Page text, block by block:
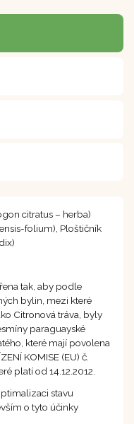
citratus – herba)
folium), Ploštičník
tak, aby podle
bylin, mezi které
Citronová tráva, byly
paraguayské
které mají povolena
KOMISE (EU) č.
platí od 14.12.2012.
stavu
o tyto účinky